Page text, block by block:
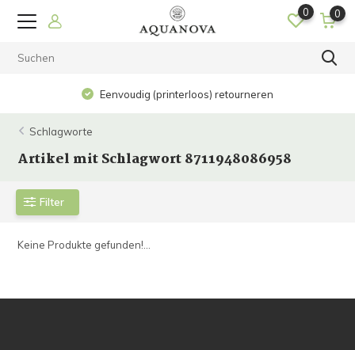
0 0
Eenvoudig (printerloos) retourneren
Schlagworte
Artikel mit Schlagwort 8711948086958
Filter
Keine Produkte gefunden!...